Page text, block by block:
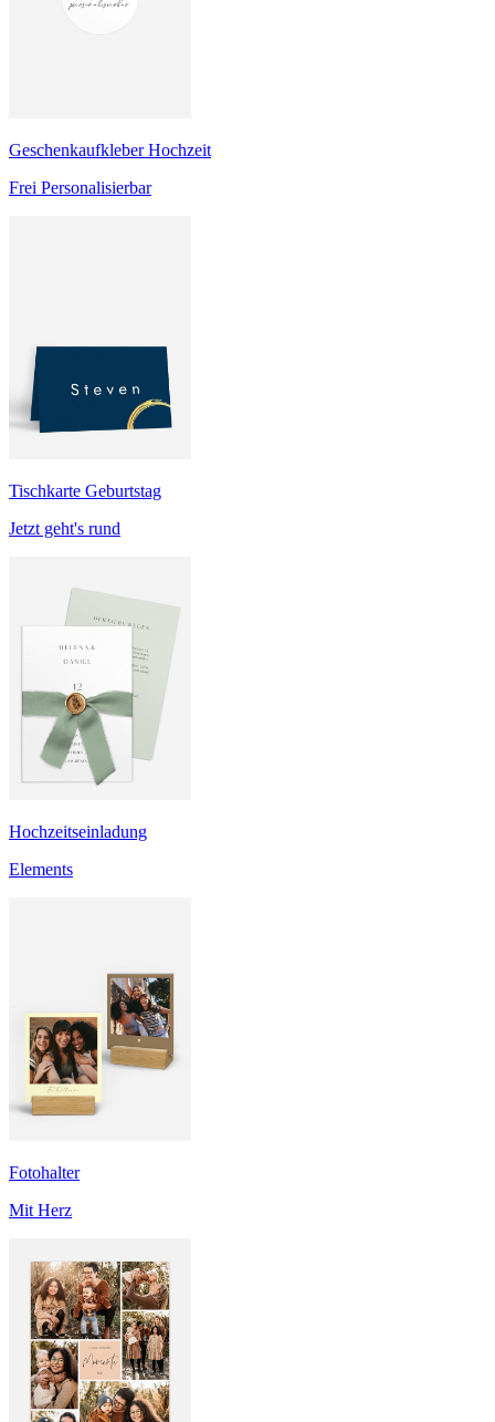
Geschenkaufkleber Hochzeit
Frei Personalisierbar
Tischkarte Geburtstag
Jetzt geht's rund
Hochzeitseinladung
Elements
Fotohalter
Mit Herz